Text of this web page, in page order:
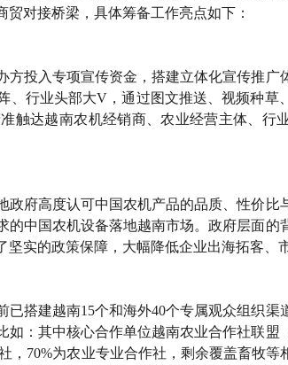
对接桥梁，具体筹备工作亮点如下：
投入专项宣传资金，搭建立体化宣传推广
、行业头部大V，通过图文推送、视频种草
触达越南农机经销商、农业经营主体、行
府高度认可中国农机产品的品质、性价比
的中国农机设备落地越南市场。政府层面的
实的政策保障，大幅降低企业出海拓客、
搭建越南15个和海外40个专属观众组织渠
：其中核心合作单位越南农业合作社联盟
，70%为农业专业合作社，剩余覆盖畜牧等